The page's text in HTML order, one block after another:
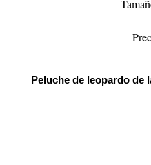
Peluche de leopardo de